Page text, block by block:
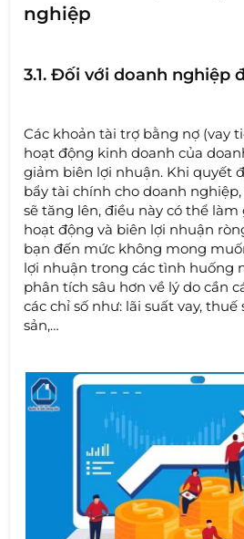
nghiệp
3.1. Đối với doanh nghiệp
Các khoản tài trợ bằng nợ (vay
hoạt động kinh doanh của
giảm biên lợi nhuận. Khi quyết
bẩy tài chính cho doanh
sẽ tăng lên, điều này có thể
hoạt động và biên lợi nhuận
bạn đến mức không mong
lợi nhuận trong các tình huống
phân tích sâu hơn về lý do cần
các chỉ số như: lãi suất vay,
sản,…